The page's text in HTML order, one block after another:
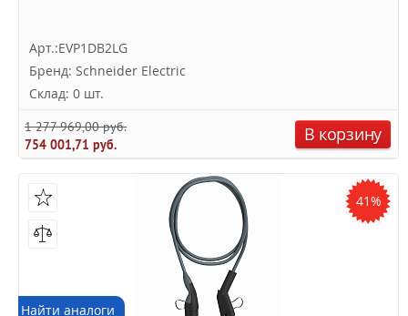
Арт.:EVP1DB2LG
Бренд: Schneider Electric
Склад: 0 шт.
1 277 969,00 руб.
754 001,71 руб.
В корзину
41%
Найти аналоги